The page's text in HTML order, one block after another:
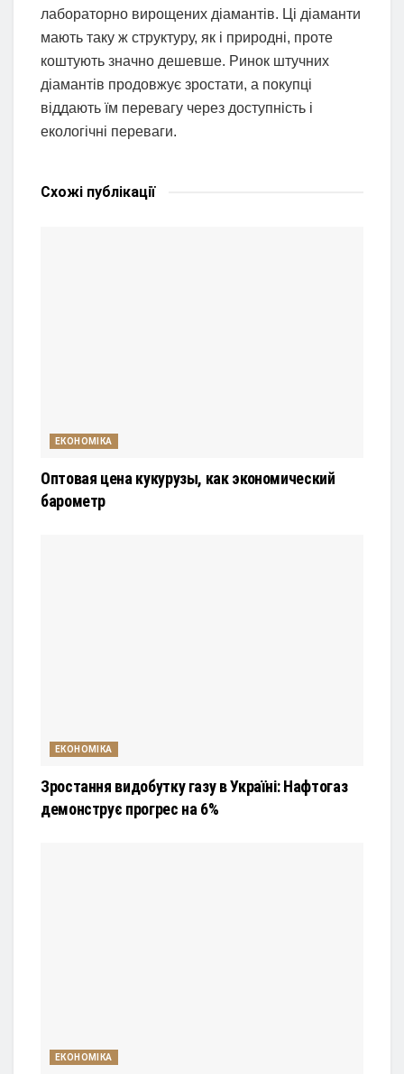
лабораторно вирощених діамантів. Ці діаманти
мають таку ж структуру, як і природні, проте
коштують значно дешевше. Ринок штучних
діамантів продовжує зростати, а покупці
віддають їм перевагу через доступність і
екологічні переваги.
Схожі публікації
ЕКОНОМІКА
Оптовая цена кукурузы, как экономический
барометр
ЕКОНОМІКА
Зростання видобутку газу в Україні: Нафтогаз
демонструє прогрес на 6%
ЕКОНОМІКА